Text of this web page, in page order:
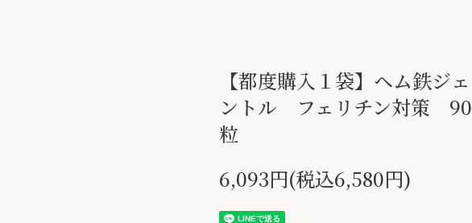
【都度購入１袋】ヘム鉄ジェ
ントル フェリチン対策 90
粒
6,093円(税込6,580円)